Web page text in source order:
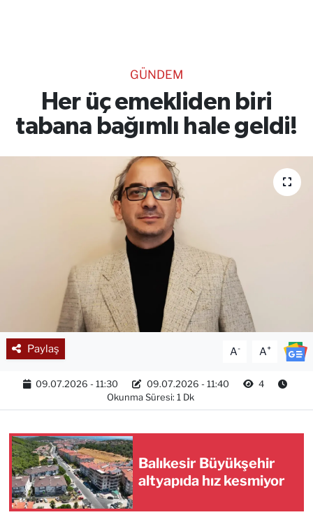
GÜNDEM
Her üç emekliden biri
tabana bağımlı hale geldi!
Paylaş A- A+
09.07.2026 - 11:30 09.07.2026 - 11:40
4
Okunma Süresi: 1 Dk
Balıkesir Büyükşehir
altyapıda hız kesmiyor
RESMİ İLANLAR
Gencsesfm Canlı Dinle